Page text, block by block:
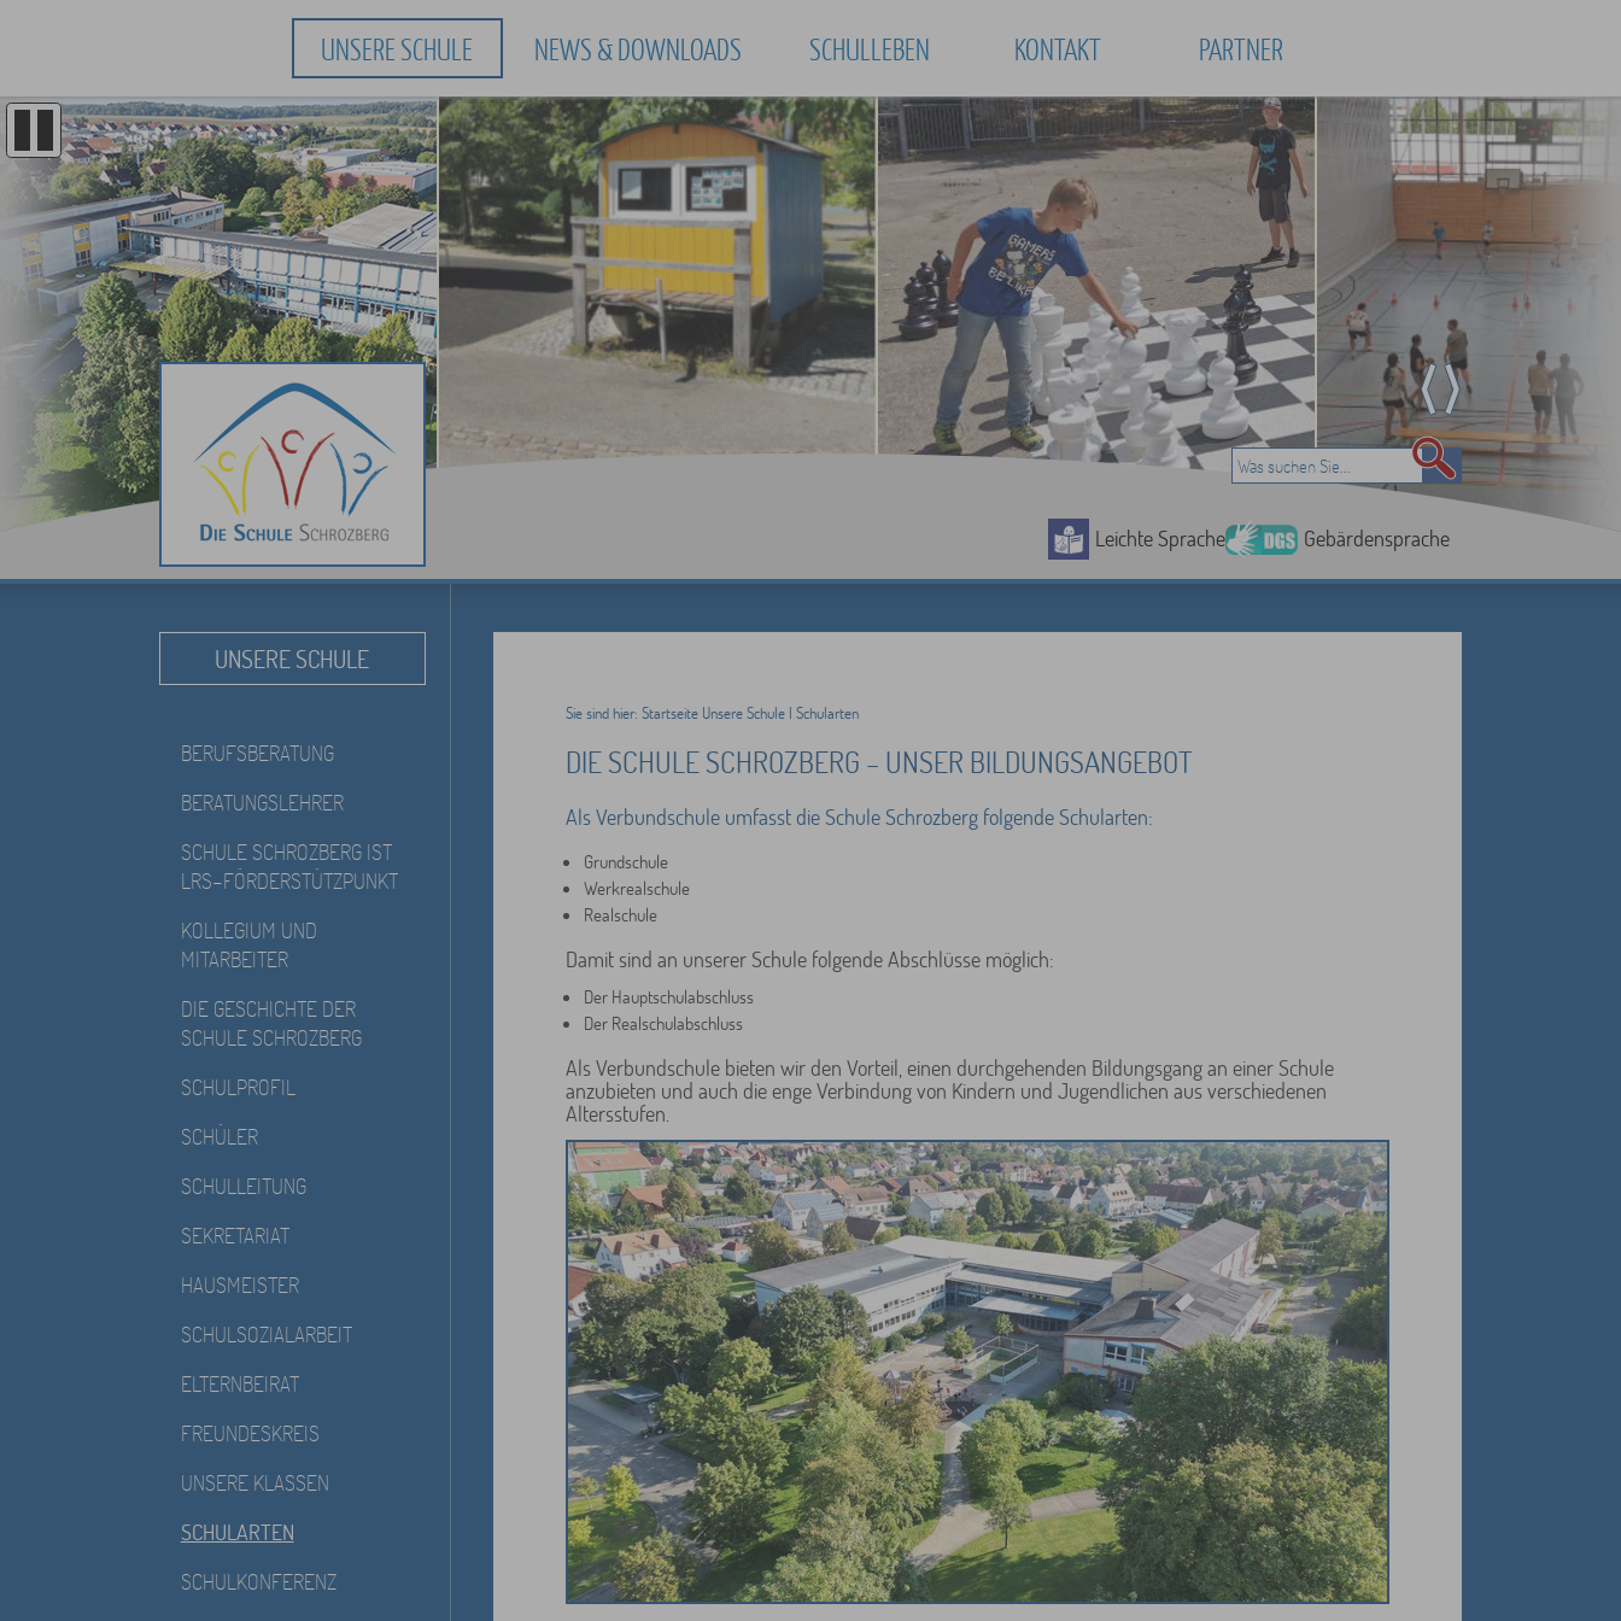
UNSERE SCHULE NEWS & DOWNLOADS SCHULLEBEN KONTAKT PARTNER
Leichte Sprache Gebärdensprache
UNSERE SCHULE
BERUFSBERATUNG
BERATUNGSLEHRER
SCHULE SCHROZBERG IST
LRS-FÖRDERSTÜTZPUNKT
KOLLEGIUM UND
MITARBEITER
DIE GESCHICHTE DER
SCHULE SCHROZBERG
SCHULPROFIL
SCHÜLER
SCHULLEITUNG
SEKRETARIAT
HAUSMEISTER
SCHULSOZIALARBEIT
ELTERNBEIRAT
FREUNDESKREIS
UNSERE KLASSEN
SCHULARTEN
SCHULKONFERENZ
Sie sind hier: Startseite Unsere Schule| Schularten
DIE SCHULE SCHROZBERG – UNSER BILDUNGSANGEBOT
Als Verbundschule umfasst die Schule Schrozberg folgende Schularten:
Grundschule
Werkrealschule
Realschule
Damit sind an unserer Schule folgende Abschlüsse möglich:
Der Hauptschulabschluss
Der Realschulabschluss
Als Verbundschule bieten wir den Vorteil, einen durchgehenden Bildungsgang an einer Schule
anzubieten und auch die enge Verbindung von Kindern und Jugendlichen aus verschiedenen
Altersstufen.